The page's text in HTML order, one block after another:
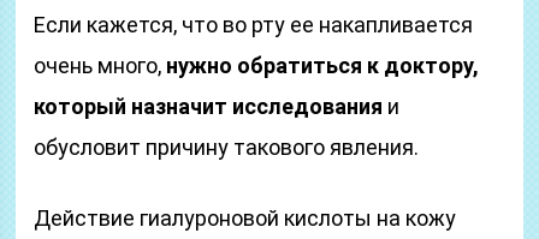
Если кажется, что во рту ее накапливается
очень много, нужно обратиться к доктору,
который назначит исследования и
обусловит причину такового явления.
Действие гиалуроновой кислоты на кожу